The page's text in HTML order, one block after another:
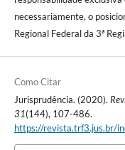
necessariamente, o
Regional Federal da 3ª
Como Citar
Jurisprudência. (2020).
31(144), 107-486.
https://revista.trf3.jus.br/